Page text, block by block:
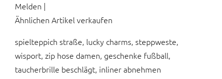
Melden |
Ähnlichen Artikel verkaufen
spielteppich straße, lucky charms, steppweste,
wisport, zip hose damen, geschenke fußball,
taucherbrille beschlägt, inliner abnehmen